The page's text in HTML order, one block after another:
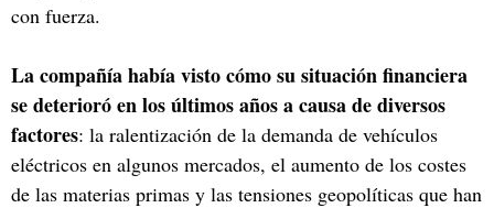
con fuerza.
La compañía había visto cómo su situación financiera
se deterioró en los últimos años a causa de diversos
factores: la ralentización de la demanda de vehículos
eléctricos en algunos mercados, el aumento de los costes
de las materias primas y las tensiones geopolíticas que han